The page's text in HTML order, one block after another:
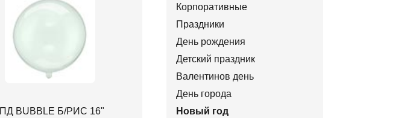
ПД BUBBLE Б/РИС 16"
Корпоративные
Праздники
День рождения
Детский праздник
Валентинов день
День города
Новый год